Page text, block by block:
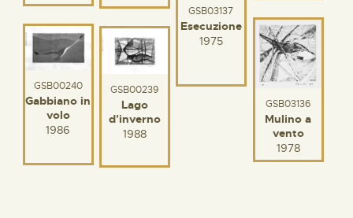
GSB03137
Esecuzione
1975
GSB03136
Mulino a
vento
1978
GSB00240
Gabbiano in
volo
1986
GSB00239
Lago
d'inverno
1988